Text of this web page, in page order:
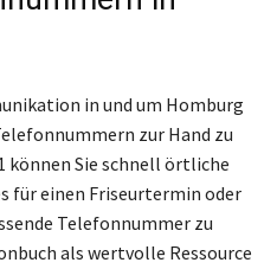
in und um Homburg
zur Hand zu
können Sie schnell örtliche
für einen Friseurtermin oder
Telefonnummer zu
als wertvolle Ressource